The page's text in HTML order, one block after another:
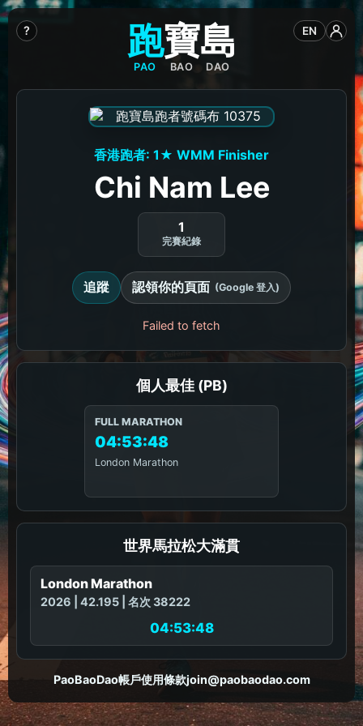
? EN
跑
PAO
寶
BAO
島
DAO
香港跑者: 1★ WMM Finisher
Chi Nam Lee
1
完賽紀錄
追蹤 認領你的頁面 (Google 登入)
Failed to fetch
個人最佳 (PB)
FULL MARATHON
04:53:48
London Marathon
世界馬拉松大滿貫
London Marathon
2026 | 42.195 | 名次 38222
04:53:48
PaoBaoDao帳戶使用條款join@paobaodao.com